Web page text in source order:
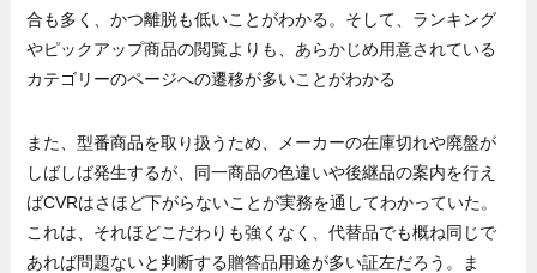
合も多く、かつ離脱も低いことがわかる。そして、ランキング
やピックアップ商品の閲覧よりも、あらかじめ用意されている
カテゴリーのページへの遷移が多いことがわかる
また、型番商品を取り扱うため、メーカーの在庫切れや廃盤が
しばしば発生するが、同一商品の色違いや後継品の案内を行え
ばCVRはさほど下がらないことが実務を通してわかっていた。
これは、それほどこだわりも強くなく、代替品でも概ね同じで
あれば問題ないと判断する贈答品用途が多い証左だろう。ま